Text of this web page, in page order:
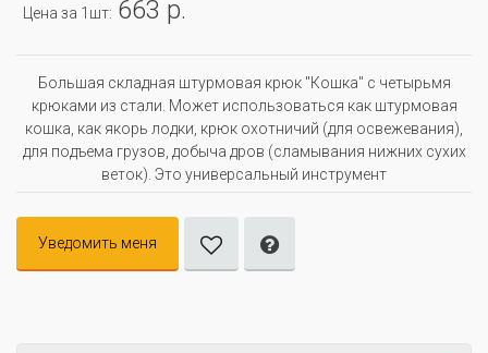
Цена за 1шт: 663 р.
Большая складная штурмовая крюк "Кошка" с четырьмя
крюками из стали. Может использоваться как штурмовая
кошка, как якорь лодки, крюк охотничий (для освежевания),
для подъема грузов, добыча дров (сламывания нижних сухих
веток). Это универсальный инструмент
Уведомить меня